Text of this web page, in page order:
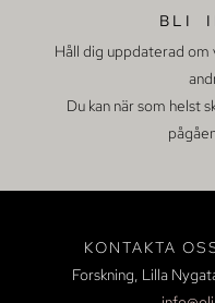
BLI
Håll dig uppdaterad om
Du kan när som helst
KONTAKTA
Forskning, Lilla